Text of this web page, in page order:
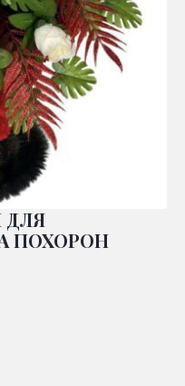
ДЛЯ
ПОХОРОН